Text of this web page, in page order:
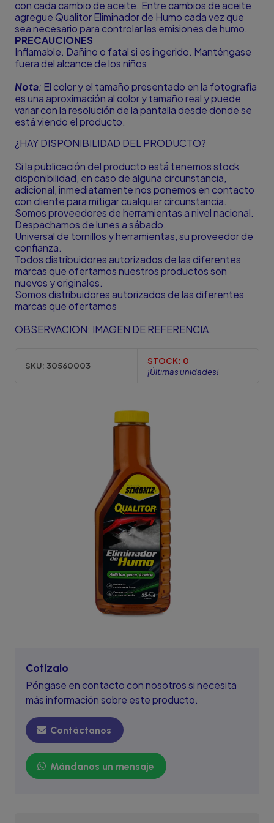
con cada cambio de aceite. Entre cambios de aceite
agregue Qualitor Eliminador de Humo cada vez que
sea necesario para controlar las emisiones de humo.
PRECAUCIONES
Inflamable. Dañino o fatal si es ingerido. Manténgase
fuera del alcance de los niños
Nota: El color y el tamaño presentado en la fotografía
es una aproximación al color y tamaño real y puede
variar con la resolución de la pantalla desde donde se
está viendo el producto.
¿HAY DISPONIBILIDAD DEL PRODUCTO?
Si la publicación del producto está tenemos stock
disponibilidad, en caso de alguna circunstancia,
adicional, inmediatamente nos ponemos en contacto
con cliente para mitigar cualquier circunstancia.
Somos proveedores de herramientas a nivel nacional.
Despachamos de lunes a sábado.
Universal de tornillos y herramientas, su proveedor de
confianza.
Todos distribuidores autorizados de las diferentes
marcas que ofertamos nuestros productos son
nuevos y originales.
Somos distribuidores autorizados de las diferentes
marcas que ofertamos
OBSERVACION: IMAGEN DE REFERENCIA.
SKU: 30560003 STOCK: 0
¡Últimas unidades!
Cotízalo
Póngase en contacto con nosotros si necesita
más información sobre este producto.
Contáctanos
Mándanos un mensaje